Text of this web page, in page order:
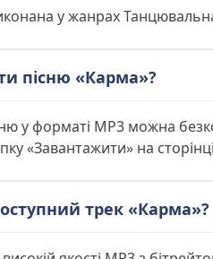
у жанрах
пісню «Карма»?
у форматі MP3 можна
«Завантажити» на
трек «Карма»?